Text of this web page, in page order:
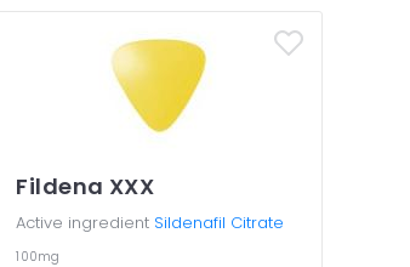
Fildena XXX
Active ingredient Sildenafil Citrate
100mg